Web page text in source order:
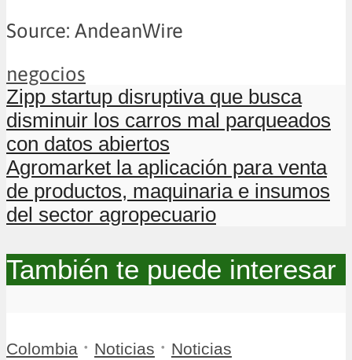
Source: AndeanWire
negocios
Zipp startup disruptiva que busca
disminuir los carros mal parqueados
con datos abiertos
Agromarket la aplicación para venta
de productos, maquinaria e insumos
del sector agropecuario
También te puede interesar
Colombia • Noticias • Noticias